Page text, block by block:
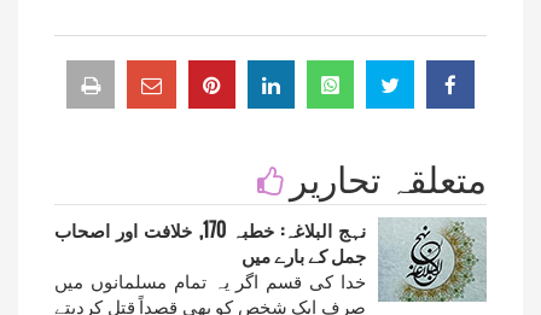
متعلقہ تحاریر
نہج البلاغہ: خطبہ 170, خلافت اور اصحاب
جمل کے بارے میں
خدا کی قسم اگر یہ تمام مسلمانوں میں
صرف ایک شخص کو بھی قصداً قتل کردیتے